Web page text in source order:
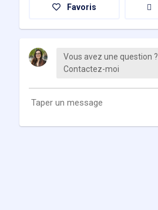
Favoris
Vous avez une question ?
Contactez-moi